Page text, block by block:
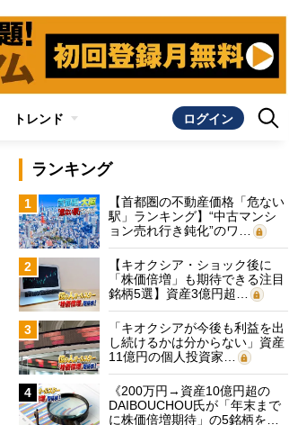
トレンド ログイン
ランキング
1
【首都圏の不動産価格「危ない
駅」ランキング】“中古マンシ
ョン売れ行き鈍化”のワ…
2
【キオクシア・ショック後に
「株価倍増」も期待できる注目
銘柄5選】資産3億円超…
3
「キオクシアが今後も利益を出
し続けるかは分からない」資産
11億円の個人投資家…
4
《200万円→資産10億円超の
DAIBOUCHOU氏が「年末まで
に株価倍増期待」の5銘柄を…